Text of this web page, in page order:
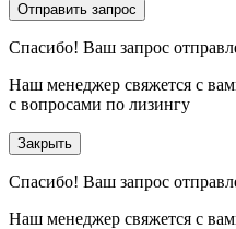
Отправить запрос
Спасибо! Ваш запрос
Наш менеджер свяжется с
с вопросами по лизингу
Закрыть
Спасибо! Ваш запрос
Наш менеджер свяжется с